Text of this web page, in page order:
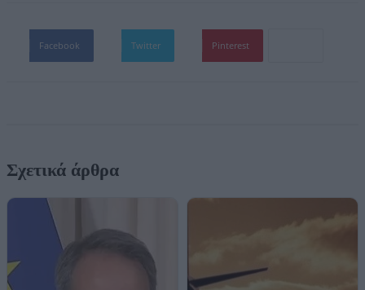
Facebook Twitter Pinterest
Σχετικά άρθρα